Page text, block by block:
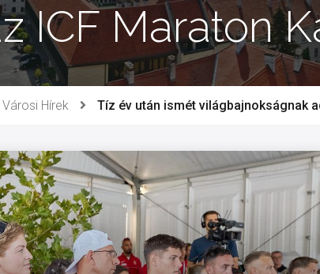
ICF Maraton
Városi Hírek Tíz év után ismét világbajnokságnak